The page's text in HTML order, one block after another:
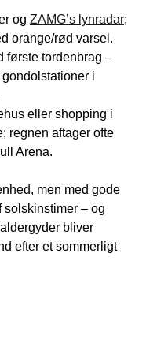
og ZAMG’s lynradar;
orange/rød varsel.
første tordenbrag –
i
eller shopping i
regnen aftager ofte
Arena.
men med gode
solskinstimer – og
bliver
efter et sommerligt